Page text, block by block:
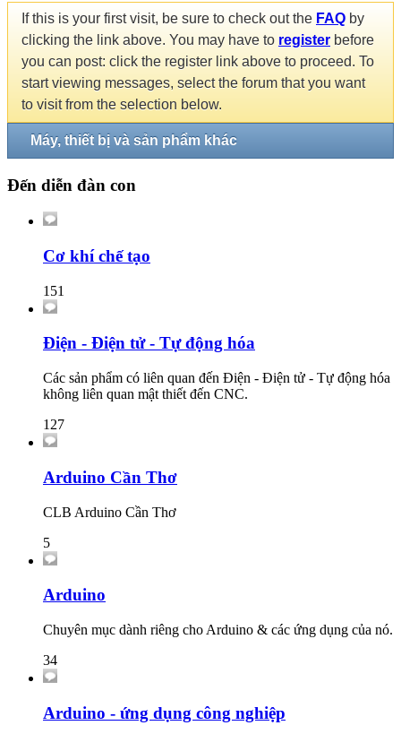
If this is your first visit, be sure to check out the FAQ by
clicking the link above. You may have to register before
you can post: click the register link above to proceed. To
start viewing messages, select the forum that you want
to visit from the selection below.
Máy, thiết bị và sản phẩm khác
Đến diễn đàn con
Cơ khí chế tạo
151
Điện - Điện tử - Tự động hóa
Các sản phẩm có liên quan đến Điện - Điện tử - Tự động hóa
không liên quan mật thiết đến CNC.
127
Arduino Cần Thơ
CLB Arduino Cần Thơ
5
Arduino
Chuyên mục dành riêng cho Arduino & các ứng dụng của nó.
34
Arduino - ứng dụng công nghiệp